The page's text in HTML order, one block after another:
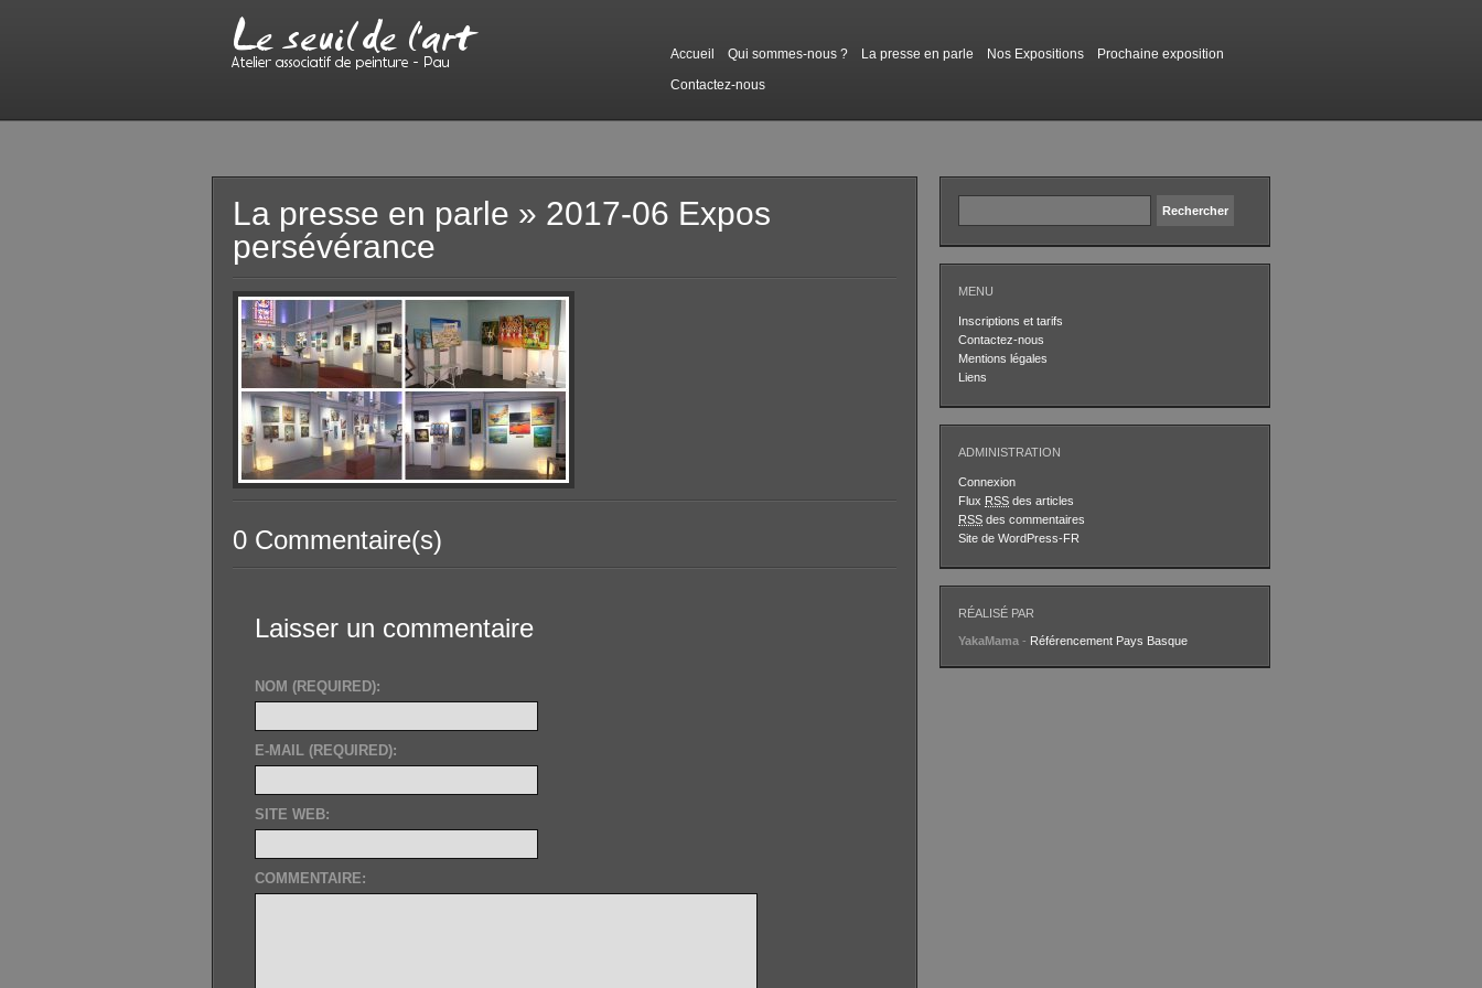
Accueil Qui sommes-nous ? La presse en parle Nos Expositions
Prochaine exposition
Contactez-nous
La presse en parle » 2017-06 Expos
persévérance
0 Commentaire(s)
Laisser un commentaire
NOM (REQUIRED):
E-MAIL (REQUIRED):
SITE WEB:
COMMENTAIRE:
MENU
Inscriptions et tarifs
Contactez-nous
Mentions légales
Liens
ADMINISTRATION
Connexion
Flux RSS des articles
RSS des commentaires
Site de WordPress-FR
RÉALISÉ PAR
YakaMama - Référencement Pays Basque